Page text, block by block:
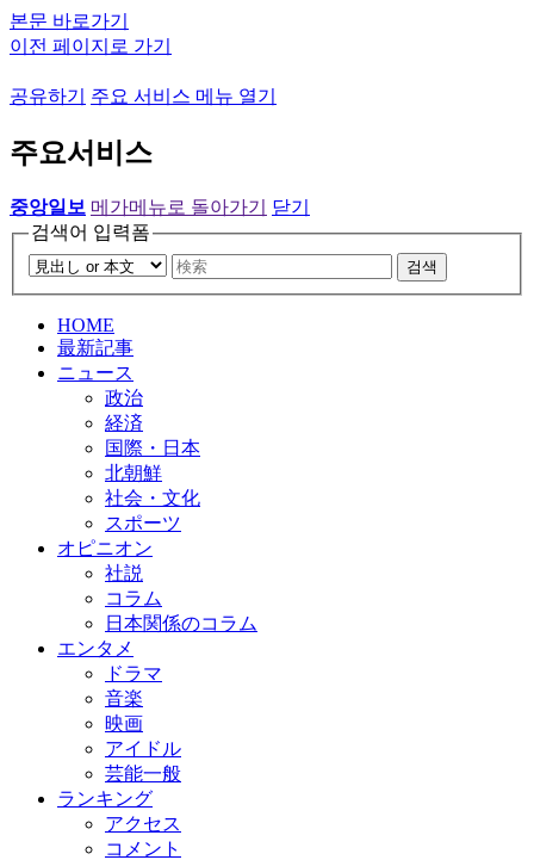
본문 바로가기
이전 페이지로 가기
공유하기 주요 서비스 메뉴 열기
주요서비스
중앙일보 메가메뉴로 돌아가기
닫기
검색어 입력폼
검색
HOME
最新記事
ニュース
政治
経済
国際・日本
北朝鮮
社会・文化
スポーツ
オピニオン
社説
コラム
日本関係のコラム
エンタメ
ドラマ
音楽
映画
アイドル
芸能一般
ランキング
アクセス
コメント